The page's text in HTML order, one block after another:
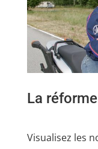
La
Visualisez les